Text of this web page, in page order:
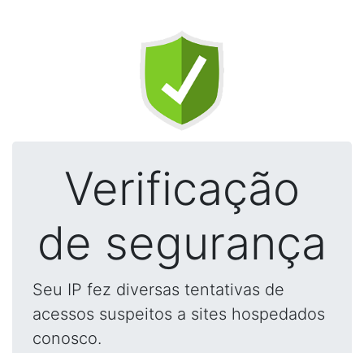
Verificação
de segurança
Seu IP fez diversas tentativas de
acessos suspeitos a sites hospedados
conosco.